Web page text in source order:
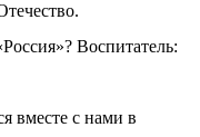
Воспитатель:
вместе с нами в